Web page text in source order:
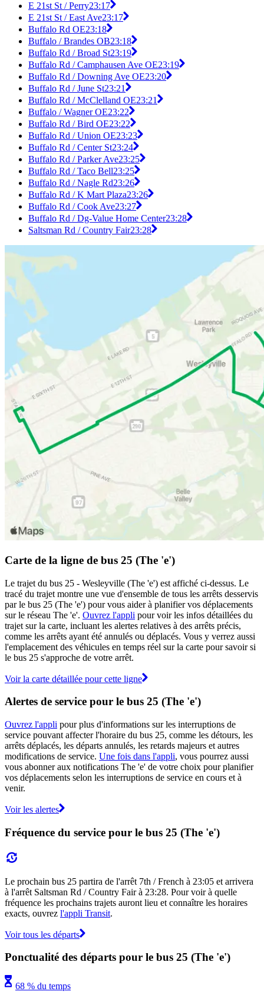
E 21st St / Perry23:17
E 21st St / East Ave23:17
Buffalo Rd OE23:18
Buffalo / Brandes OB23:18
Buffalo Rd / Broad St23:19
Buffalo Rd / Camphausen Ave OE23:19
Buffalo Rd / Downing Ave OE23:20
Buffalo Rd / June St23:21
Buffalo Rd / McClelland OE23:21
Buffalo / Wagner OE23:22
Buffalo Rd / Bird OE23:22
Buffalo Rd / Union OE23:23
Buffalo Rd / Center St23:24
Buffalo Rd / Parker Ave23:25
Buffalo Rd / Taco Bell23:25
Buffalo Rd / Nagle Rd23:26
Buffalo Rd / K Mart Plaza23:26
Buffalo Rd / Cook Ave23:27
Buffalo Rd / Dg-Value Home Center23:28
Saltsman Rd / Country Fair23:28
Carte de la ligne de bus 25 (The 'e')
Le trajet du bus 25 - Wesleyville (The 'e') est affiché ci-dessus. Le
tracé du trajet montre une vue d'ensemble de tous les arrêts desservis
par le bus 25 (The 'e') pour vous aider à planifier vos déplacements
sur le réseau The 'e'. Ouvrez l'appli pour voir les infos détaillées du
trajet sur la carte, incluant les alertes relatives à des arrêts précis,
comme les arrêts ayant été annulés ou déplacés. Vous y verrez aussi
l'emplacement des véhicules en temps réel sur la carte pour savoir si
le bus 25 s'approche de votre arrêt.
Voir la carte détaillée pour cette ligne
Alertes de service pour le bus 25 (The 'e')
Ouvrez l'appli pour plus d'informations sur les interruptions de
service pouvant affecter l'horaire du bus 25, comme les détours, les
arrêts déplacés, les départs annulés, les retards majeurs et autres
modifications de service. Une fois dans l'appli, vous pourrez aussi
vous abonner aux notifications The 'e' de votre choix pour planifier
vos déplacements selon les interruptions de service en cours et à
venir.
Voir les alertes
Fréquence du service pour le bus 25 (The 'e')
Le prochain bus 25 partira de l'arrêt 7th / French à 23:05 et arrivera
à l'arrêt Saltsman Rd / Country Fair à 23:28. Pour voir à quelle
fréquence les prochains trajets auront lieu et connaître les horaires
exacts, ouvrez l'appli Transit.
Voir tous les départs
Ponctualité des départs pour le bus 25 (The 'e')
68 % du temps